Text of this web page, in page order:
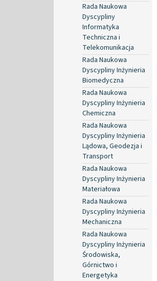
Rada Naukowa
Dyscypliny
Informatyka
Techniczna i
Telekomunikacja
Rada Naukowa
Dyscypliny Inżynieria
Biomedyczna
Rada Naukowa
Dyscypliny Inżynieria
Chemiczna
Rada Naukowa
Dyscypliny Inżynieria
Lądowa, Geodezja i
Transport
Rada Naukowa
Dyscypliny Inżynieria
Materiałowa
Rada Naukowa
Dyscypliny Inżynieria
Mechaniczna
Rada Naukowa
Dyscypliny Inżynieria
Środowiska,
Górnictwo i
Energetyka